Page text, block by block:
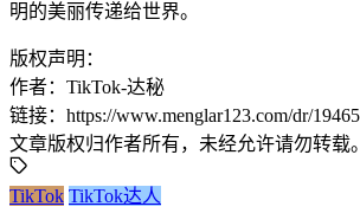
明的美丽传递给世界。
版权声明：
作者：TikTok-达秘
链接：https://www.menglar123.com/dr/
文章版权归作者所有，未经允许请勿转载。
TikTok TikTok达人